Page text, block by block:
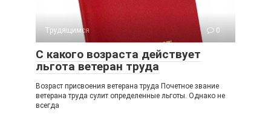
Трудящимся 0
С какого возраста действует
льгота ветеран труда
Возраст присвоения ветерана труда Почетное звание
ветерана труда сулит определенные льготы. Однако не
всегда